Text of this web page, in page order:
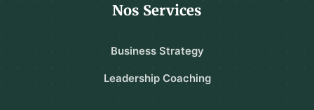
Nos Services
Business Strategy
Leadership Coaching